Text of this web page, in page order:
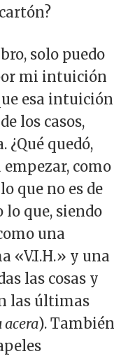
solo puedo
mi intuición
esa intuición
los casos,
¿Qué quedó,
empezar, como
que no es de
que, siendo
una
«V.I.H.» y una
las cosas y
las últimas
acera). También